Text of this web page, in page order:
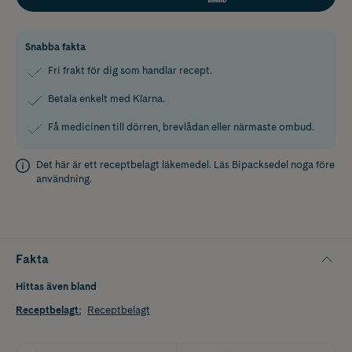
Snabba fakta
Fri frakt för dig som handlar recept.
Betala enkelt med Klarna.
Få medicinen till dörren, brevlådan eller närmaste ombud.
Det här är ett receptbelagt läkemedel. Läs Bipacksedel noga före
användning.
Fakta
Hittas även bland
Receptbelagt: Receptbelagt